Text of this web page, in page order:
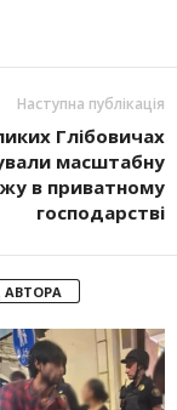
Наступна публікація
Глібовичах
масштабну
в приватному
господарстві
АВТОРА